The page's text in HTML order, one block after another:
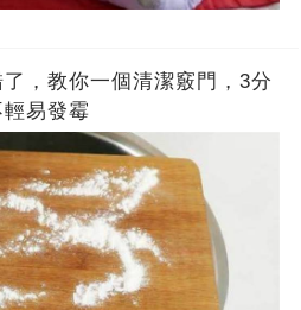
，教你一個清潔竅門，3分
易發霉